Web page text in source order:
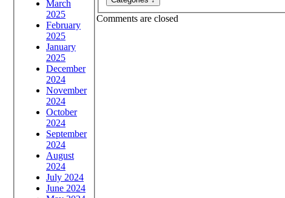
March
2025
February
2025
January
2025
December
2024
November
2024
October
2024
September
2024
August
2024
July 2024
June 2024
Comments are closed